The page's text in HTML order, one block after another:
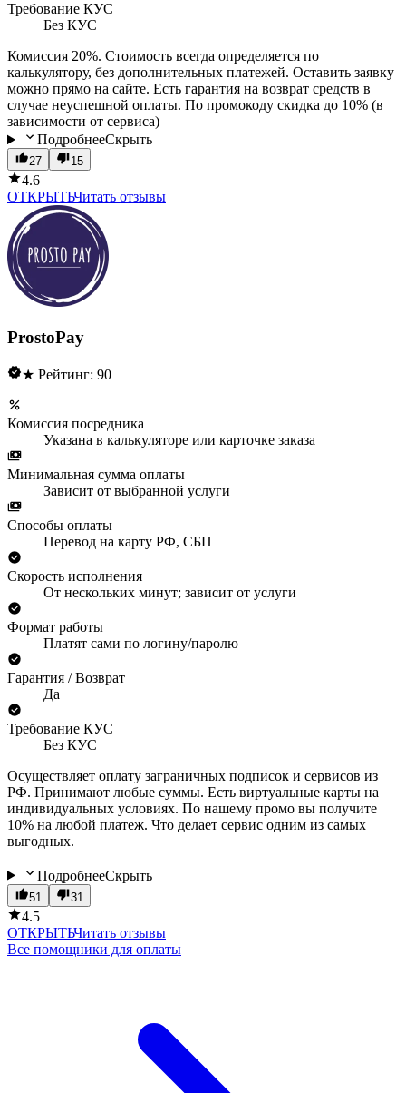
Требование КУС
Без КУС
Комиссия 20%. Стоимость всегда определяется по
калькулятору, без дополнительных платежей. Оставить заявку
можно прямо на сайте. Есть гарантия на возврат средств в
случае неуспешной оплаты. По промокоду скидка до 10% (в
зависимости от сервиса)
ПодробнееСкрыть
27 15
4.6
ОТКРЫТЬЧитать отзывы
ProstoPay
★ Рейтинг: 90
Комиссия посредника
Указана в калькуляторе или карточке заказа
Минимальная сумма оплаты
Зависит от выбранной услуги
Способы оплаты
Перевод на карту РФ, СБП
Скорость исполнения
От нескольких минут; зависит от услуги
Формат работы
Платят сами по логину/паролю
Гарантия / Возврат
Да
Требование КУС
Без КУС
Осуществляет оплату заграничных подписок и сервисов из
РФ. Принимают любые суммы. Есть виртуальные карты на
индивидуальных условиях. По нашему промо вы получите
10% на любой платеж. Что делает сервис одним из самых
выгодных.
ПодробнееСкрыть
51 31
4.5
ОТКРЫТЬЧитать отзывы
Все помощники для оплаты